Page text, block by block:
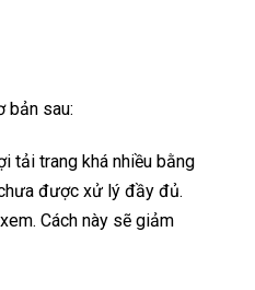
bản sau:
tải trang khá nhiều bằng
được xử lý đầy đủ.
Cách này sẽ giảm